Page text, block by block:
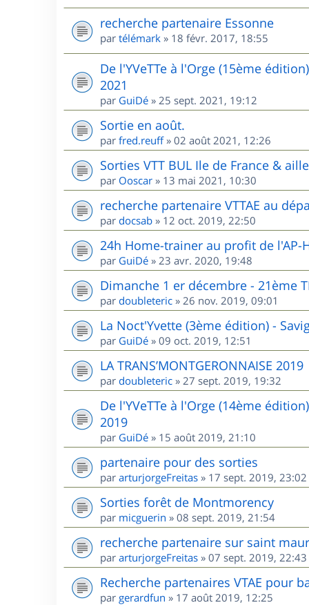
recherche partenaire Essonne
par télémark » 18 févr. 2017, 18:55
De l'YVeTTe à l'Orge (15ème
2021
par GuiDé » 25 sept. 2021, 19:12
Sortie en août.
par fred.reuff» 02 août 2021, 12:26
Sorties VTT BUL Ile de France &
par Ooscar » 13 mai 2021, 10:30
recherche partenaire VTTAE au
par docsab » 12 oct. 2019, 22:50
24h Home-trainer au profit de l'AP-
par GuiDé » 23 avr. 2020, 19:48
Dimanche 1 er décembre - 21ème
par doubleteric » 26 nov. 2019, 09:01
La Noct'Yvette (3ème édition) -
par GuiDé » 09 oct. 2019, 12:51
LA TRANS’MONTGERONNAISE 2019
par doubleteric » 27 sept. 2019, 19:32
De l'YVeTTe à l'Orge (14ème
2019
par GuiDé » 15 août 2019, 21:10
partenaire pour des sorties
par arturjorgeFreitas » 17 sept. 2019, 23:02
Sorties forêt de Montmorency
par micguerin » 08 sept. 2019, 21:54
recherche partenaire sur saint
par arturjorgeFreitas » 07 sept. 2019, 22:43
Recherche partenaires VTAE pour
par gerardfun » 17 août 2019, 12:25